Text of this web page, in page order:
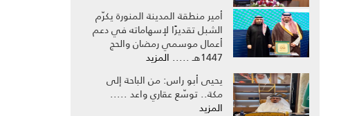
أمير منطقة المدينة المنورة يكرّم
الشبل تقديرًا لإسهاماته في دعم
أعمال موسمي رمضان والحج
1447هـ .....
المزيد
يحيى أبو راس: من الباحة إلى
مكة.. توسّع عقاري واعد .....
المزيد